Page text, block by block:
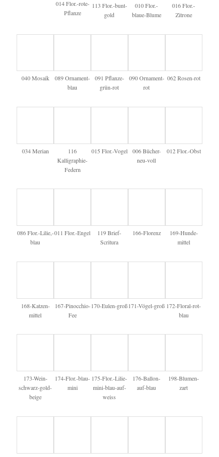
014 Flor.-rote-
Pflanze
113 Flor.-bunt-
gold
010 Flor.-
blaue-Blume
016 Flor.-
Zitrone
040 Mosaik
089 Ornament-
blau
091 Pflanze-
grün-rot
090 Ornament-
rot
062 Rosen-rot
034 Merian
116
Kalligraphie-
Federn
015 Flor.-Vogel
006 Bücher-
neu-voll
012 Flor.-Obst
086 Flor.-Lilie,-
blau
011 Flor.-Engel
119 Brief-
Scritura
166-Florenz
169-Hunde-
mittel
168-Katzen-
mittel
167-Pinocchio-
Fee
170-Eulen-groß171-Vögel-groß 172-Floral-rot-
blau
173-Wein-
schwarz-gold-
beige
174-Flor.-blau-
mini
175-Flor.-Lilie-
mini-blau-auf-
weiss
176-Ballon-
auf-blau
198-Blumen-
zart